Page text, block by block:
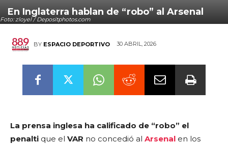
Foto: zloyel / Depositphotos.com
En Inglaterra hablan de “robo” al Arsenal
BY ESPACIO DEPORTIVO 30 ABRIL, 2026
La prensa inglesa ha calificado de “robo” el
penalti que el VAR no concedió al Arsenal en los